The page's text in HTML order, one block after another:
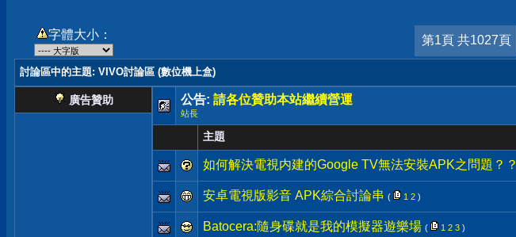
字體大小： 第1頁 共1027頁
討論區中的主題: VIVO討論區 (數位機上盒)
廣告贊助 公告: 請各位贊助本站繼續營運
站長
主題
如何解決電視内建的Google TV無法安裝APK之問題？？
安卓電視版影音 APK綜合討論串 ( 1 2 )
Batocera:隨身碟就是我的模擬器遊樂場 ( 1 2 3 )